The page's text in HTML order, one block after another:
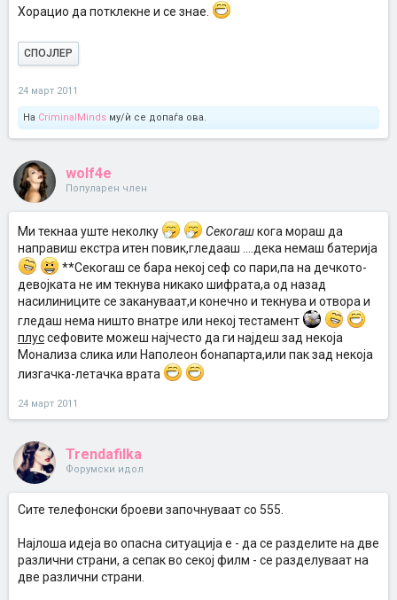
Хорацио да потклекне и се знае.
СПОЈЛЕР
24 март 2011
На CriminalMinds му/ѝ се допаѓа ова.
wolf4e
Популарен член
Mи текнаа уште неколку Cекогашкога мораш да
направиш екстра итен повик,гледааш ....дека немаш батерија
**Cекогаш се бара некој сеф со пари,па на дечкото-
девојката не им текнува никако шифрата,а од назад
насилиниците се закануваат,и конечно и текнува и отвора и
гледаш нема ништо внатре или некој тестамент
плуссефовите можеш најчесто да ги најдеш зад некоја
Mонализа слика или Hаполеон бонапарта,или пак зад некоја
лизгачка-летачка врата
24 март 2011
Trendafilka
Форумски идол
Сите телефонски броеви започнуваат со 555.
Најлоша идеја во опасна ситуација е - да се разделите на две
различни страни, а сепак во секој филм - се разделуваат на
две различни страни.